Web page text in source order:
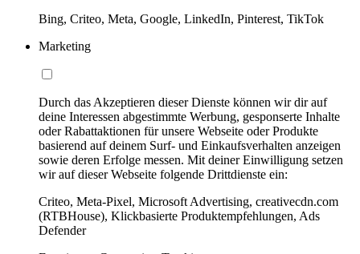
Bing, Criteo, Meta, Google, LinkedIn, Pinterest, TikTok
Marketing
Durch das Akzeptieren dieser Dienste können wir dir auf
deine Interessen abgestimmte Werbung, gesponserte Inhalte
oder Rabattaktionen für unsere Webseite oder Produkte
basierend auf deinem Surf- und Einkaufsverhalten anzeigen
sowie deren Erfolge messen. Mit deiner Einwilligung setzen
wir auf dieser Webseite folgende Drittdienste ein:
Criteo, Meta-Pixel, Microsoft Advertising, creativecdn.com
(RTBHouse), Klickbasierte Produktempfehlungen, Ads
Defender